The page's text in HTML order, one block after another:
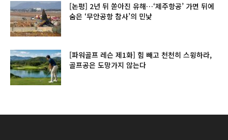
[논평] 2년 뒤 쏟아진 유해…‘제주항공’ 가면 뒤에
숨은 ‘무안공항 참사’의 민낯
[파워골프 레슨 제1화] 힘 빼고 천천히 스윙하라,
골프공은 도망가지 않는다